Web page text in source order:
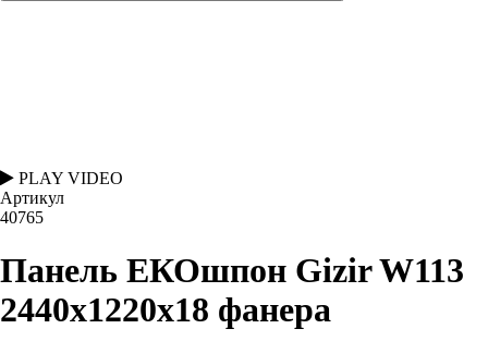
PLAY VIDEO
Артикул
40765
Панель ЕКОшпон Gizir W113
2440х1220х18 фанера